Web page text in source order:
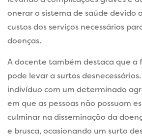
onerar o sistema de saúde devido
custos dos serviços necessários
doenças.
A docente também destaca que a
pode levar a surtos
indivíduo com um determinado
em que as pessoas não possuam
culminar na disseminação da
e brusca, ocasionando um surto